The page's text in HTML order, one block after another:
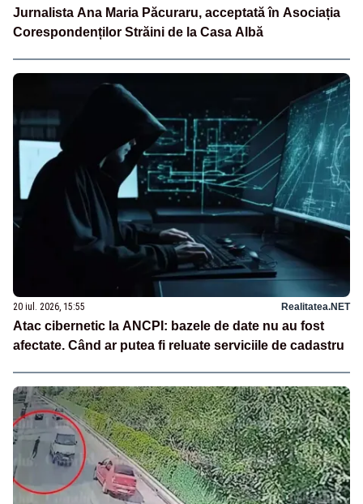
Jurnalista Ana Maria Păcuraru, acceptată în Asociația
Corespondenților Străini de la Casa Albă
20 iul. 2026, 15:55 Realitatea.NET
Atac cibernetic la ANCPI: bazele de date nu au fost
afectate. Când ar putea fi reluate serviciile de cadastru